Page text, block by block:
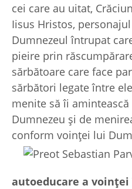
cei care au uitat,
Iisus Hristos,
Dumnezeul întrupat
pieire prin
sărbătoare care face
sărbători legate între
menite să îi
Dumnezeu și de
conform voinței lui
autoeducare a voinței